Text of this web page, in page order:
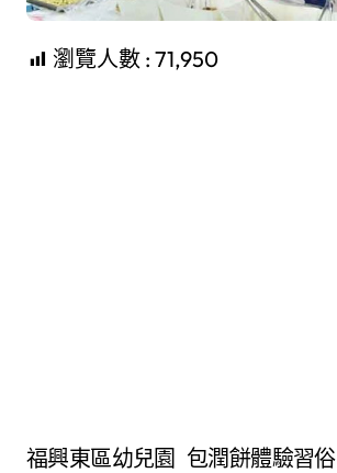
瀏覽人數 : 71,950
福興東區幼兒園 包潤餅體驗習俗